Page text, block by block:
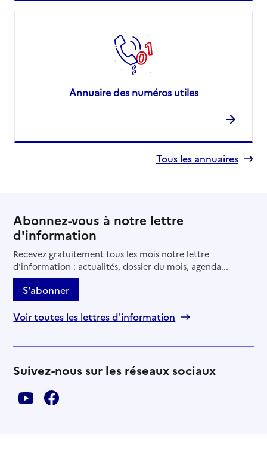
Annuaire des numéros utiles
Tous les annuaires
Abonnez-vous à notre lettre
d'information
Recevez gratuitement tous les mois notre lettre
d'information : actualités, dossier du mois, agenda...
S'abonner
Voir toutes les lettres d'information
Suivez-nous sur les réseaux sociaux